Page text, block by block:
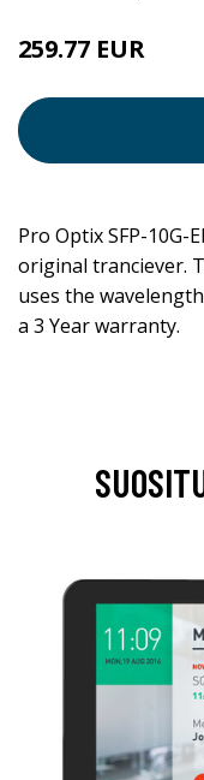
259.77 EUR
Pro Optix SFP-10G-
original tranciever.
uses the
a 3 Year warranty.